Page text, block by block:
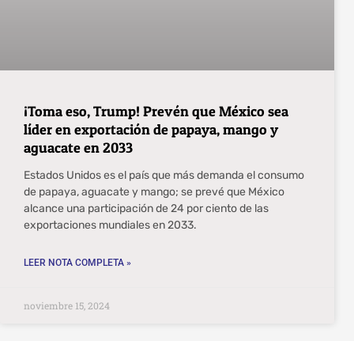
¡Toma eso, Trump! Prevén que México sea
líder en exportación de papaya, mango y
aguacate en 2033
Estados Unidos es el país que más demanda el consumo
de papaya, aguacate y mango; se prevé que México
alcance una participación de 24 por ciento de las
exportaciones mundiales en 2033.
LEER NOTA COMPLETA »
noviembre 15, 2024